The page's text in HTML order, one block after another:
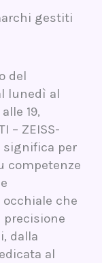
gestiti
del
lunedì al
19,
– ZEISS-
significa per
competenze
che
dalla
al